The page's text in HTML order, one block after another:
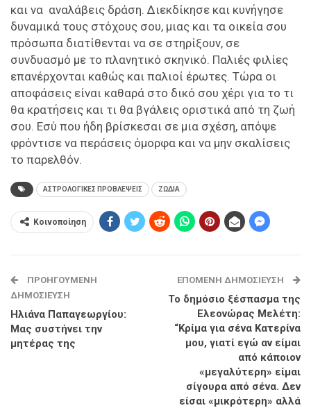
και να αναλάβεις δράση. Διεκδίκησε και κυνήγησε
δυναμικά τους στόχους σου, μιας και τα οικεία σου
πρόσωπα διατίθενται να σε στηρίξουν, σε
συνδυασμό με το πλανητικό σκηνικό. Παλιές φιλίες
επανέρχονται καθώς και παλιοί έρωτες. Τώρα οι
αποφάσεις είναι καθαρά στο δικό σου χέρι για το τι
θα κρατήσεις και τι θα βγάλεις οριστικά από τη ζωή
σου. Εσύ που ήδη βρίσκεσαι σε μια σχέση, απόψε
φρόντισε να περάσεις όμορφα και να μην σκαλίσεις
το παρελθόν.
ΑΣΤΡΟΛΟΓΙΚΕΣ ΠΡΟΒΛΕΨΕΙΣ ΖΩΔΙΑ
Κοινοποίηση
ΠΡΟΗΓΟΎΜΕΝΗ
ΔΗΜΟΣΊΕΥΣΗ
Ηλιάνα Παπαγεωργίου:
Μας συστήνει την
μητέρας της
ΕΠΌΜΕΝΗ ΔΗΜΟΣΊΕΥΣΗ
Το δημόσιο ξέσπασμα της
Ελεονώρας Μελέτη:
“Κρίμα για σένα Κατερίνα
μου, γιατί εγώ αν είμαι
από κάποιον
«μεγαλύτερη» είμαι
σίγουρα από σένα. Δεν
είσαι «μικρότερη» αλλά